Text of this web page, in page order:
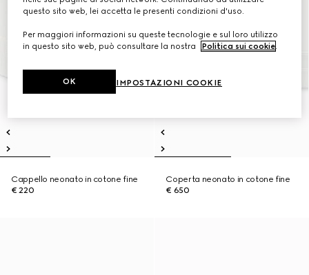
Cappello neonato in cotone fine
€ 220
Coperta neonato in cotone fine
€ 650
questo sito web, lei accetta le presenti condizioni d'uso.
Per maggiori informazioni su queste tecnologie e sul loro utilizzo
in questo sito web, può consultare la nostra
Politica sui cookie.
IMPOSTAZIONI COOKIE
OK